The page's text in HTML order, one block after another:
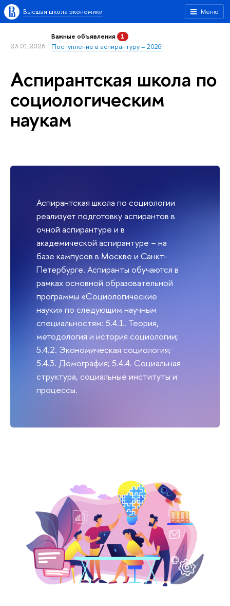
Меню
Высшая школа экономики
Важные объявления 1
23.01.2026 Поступление в аспирантуру – 2026
Аспирантская школа по
социологическим
наукам
Аспирантская школа по социологии
реализует подготовку аспирантов в
очной аспирантуре и в
академической аспирантуре – на
базе кампусов в Москве и Санкт-
Петербурге. Аспиранты обучаются в
рамках основной образовательной
программы «Социологические
науки» по следующим научным
специальностям: 5.4.1. Теория,
методология и история социологии;
5.4.2. Экономическая социология;
5.4.3. Демография; 5.4.4. Социальная
структура, социальные институты и
процессы.